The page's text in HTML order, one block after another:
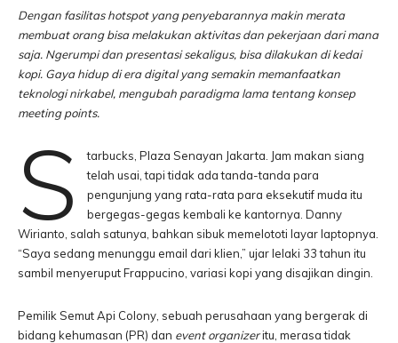
Dengan fasilitas hotspot yang penyebarannya makin merata
membuat orang bisa melakukan aktivitas dan pekerjaan dari mana
saja. Ngerumpi dan presentasi sekaligus, bisa dilakukan di kedai
kopi. Gaya hidup di era digital yang semakin memanfaatkan
teknologi nirkabel, mengubah paradigma lama tentang konsep
meeting points.
S
tarbucks, Plaza Senayan Jakarta. Jam makan siang
telah usai, tapi tidak ada tanda-tanda para
pengunjung yang rata-rata para eksekutif muda itu
bergegas-gegas kembali ke kantornya. Danny
Wirianto, salah satunya, bahkan sibuk memelototi layar laptopnya.
“Saya sedang menunggu email dari klien,” ujar lelaki 33 tahun itu
sambil menyeruput Frappucino, variasi kopi yang disajikan dingin.
Pemilik Semut Api Colony, sebuah perusahaan yang bergerak di
bidang kehumasan (PR) dan event organizeritu, merasa tidak